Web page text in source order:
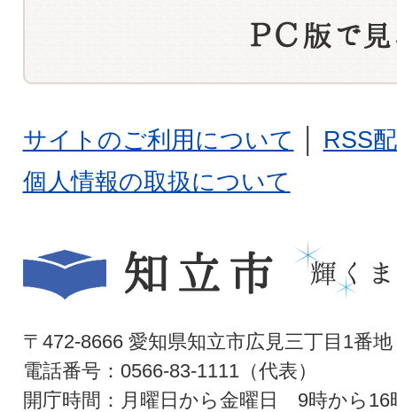
サイトのご利用について
RSS
個人情報の取扱について
〒472-8666 愛知県知立市広見三丁目1番地
電話番号：0566-83-1111（代表）
開庁時間：月曜日から金曜日 9時から16